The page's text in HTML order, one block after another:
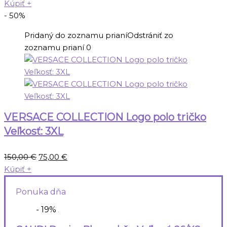
Kúpiť +
- 50%
Pridaný do zoznamu prianíOdstrániť zo
zoznamu prianí 0
VERSACE COLLECTION Logo polo tričko
Veľkosť: 3XL
150,00€ Pôvodná
150,00 €.
75,00 €
Kúpiť +
Ponuka dňa
- 19%